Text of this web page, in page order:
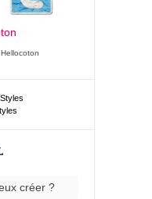
Hellocoton
créer ?